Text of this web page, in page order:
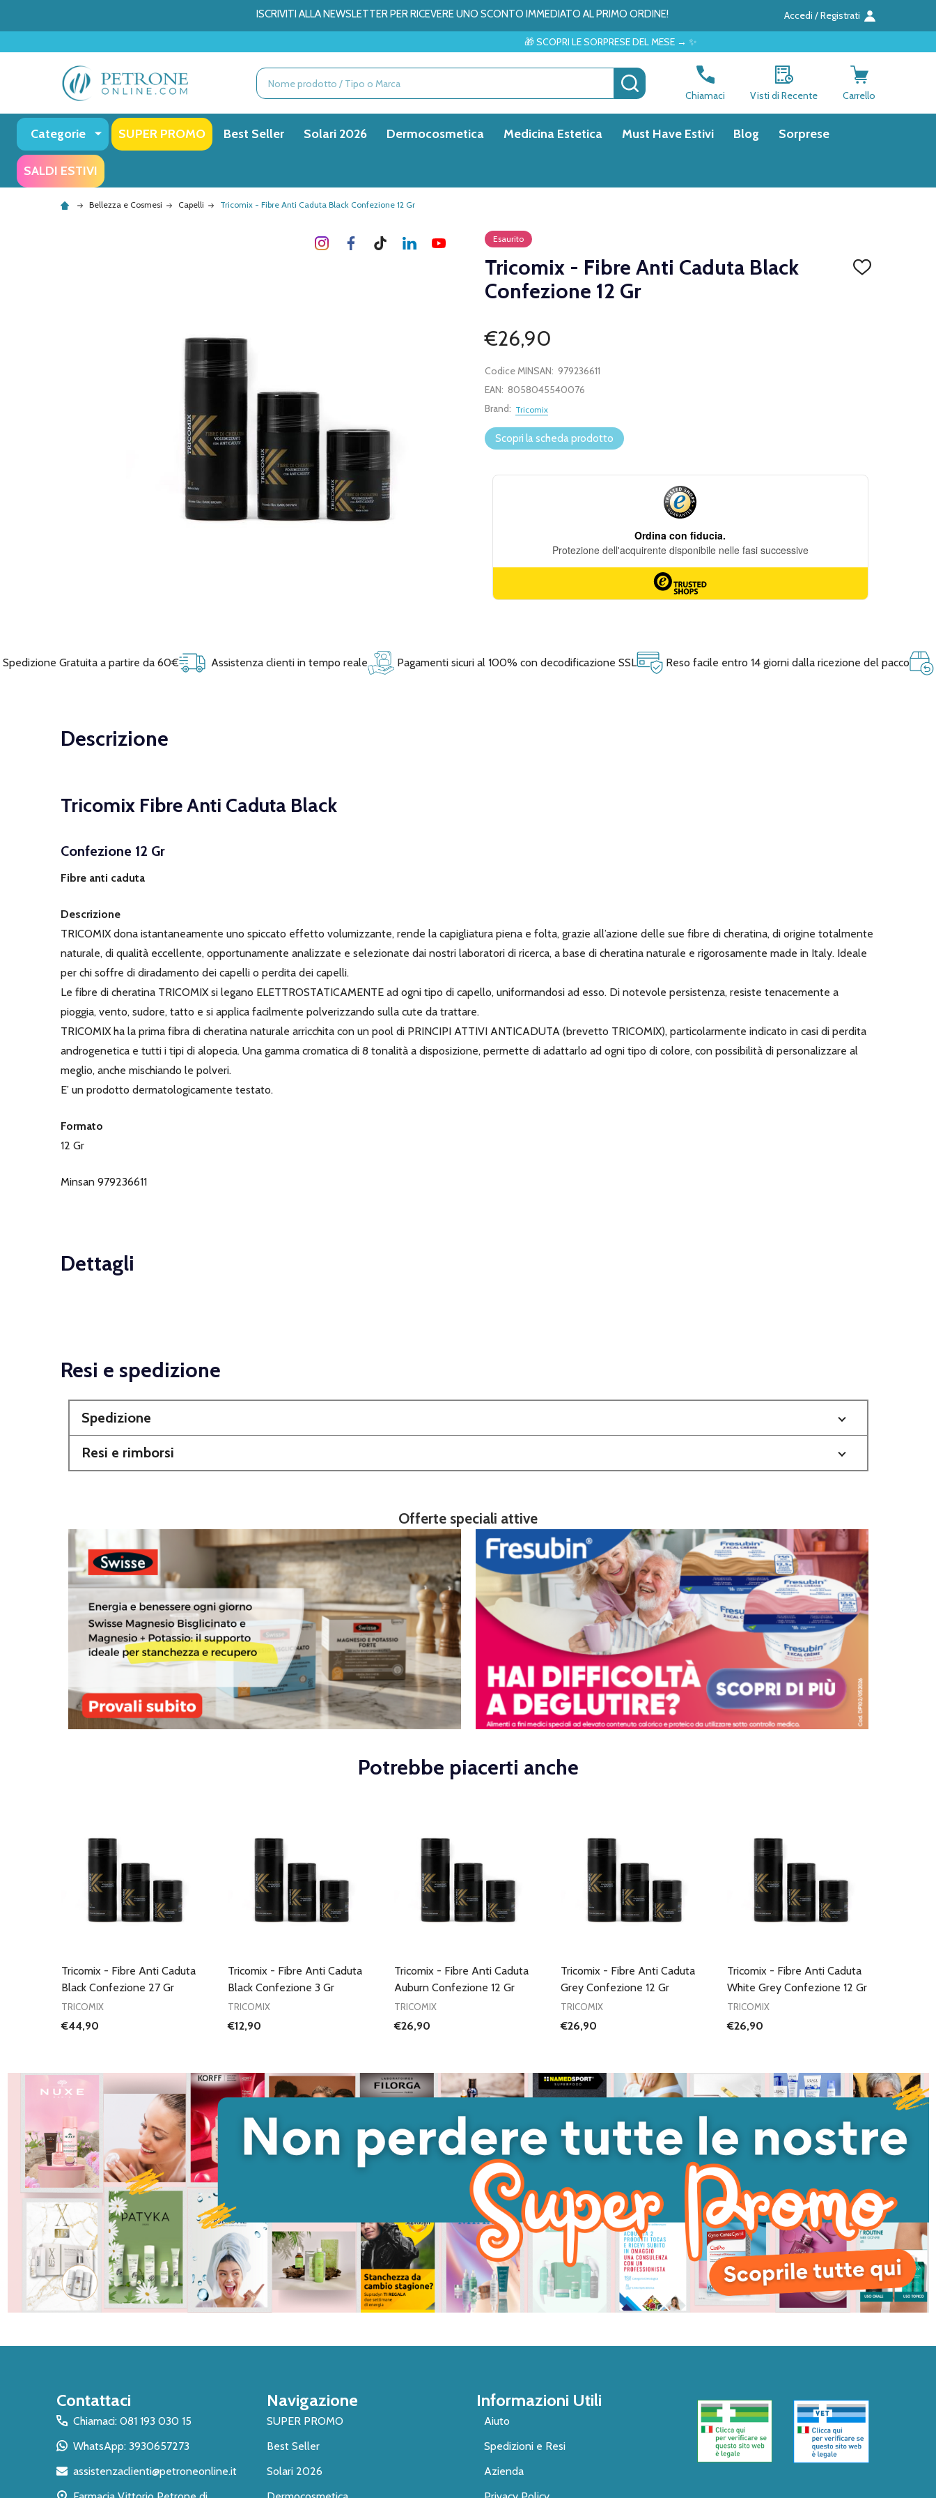
ISCRIVITI ALLA NEWSLETTER PER RICEVERE UNO SCONTO IMMEDIATO AL PRIMO ORDINE! Accedi / Registrati
🎁 SCOPRI LE SORPRESE DEL MESE → ✨
Ricerca CERCA
Chiamaci Visti di Recente Carrello
Categorie SUPER PROMO Best Seller Solari 2026 Dermocosmetica Medicina Estetica Must Have Estivi Blog Sorprese
SALDI ESTIVI
Bellezza e Cosmesi Capelli Tricomix - Fibre Anti Caduta Black Confezione 12 Gr
Esaurito
Tricomix - Fibre Anti Caduta Black
Confezione 12 Gr
AGGIUNGI
€26,90
Codice MINSAN: 979236611
EAN: 8058045540076
Brand: Tricomix
Scopri la scheda prodotto
Spedizione Gratuita a partire da 60€ Assistenza clienti in tempo reale Pagamenti sicuri al 100% con decodificazione SSL Reso facile entro 14 giorni dalla ricezione del pacco
Descrizione
Tricomix Fibre Anti Caduta Black
Confezione 12 Gr
Fibre anti caduta
Descrizione
TRICOMIX dona istantaneamente uno spiccato effetto volumizzante, rende la capigliatura piena e folta, grazie all’azione delle sue fibre di cheratina, di origine totalmente
naturale, di qualità eccellente, opportunamente analizzate e selezionate dai nostri laboratori di ricerca, a base di cheratina naturale e rigorosamente made in Italy. Ideale
per chi soffre di diradamento dei capelli o perdita dei capelli.
Le fibre di cheratina TRICOMIX si legano ELETTROSTATICAMENTE ad ogni tipo di capello, uniformandosi ad esso. Di notevole persistenza, resiste tenacemente a
pioggia, vento, sudore, tatto e si applica facilmente polverizzando sulla cute da trattare.
TRICOMIX ha la prima fibra di cheratina naturale arricchita con un pool di PRINCIPI ATTIVI ANTICADUTA (brevetto TRICOMIX), particolarmente indicato in casi di perdita
androgenetica e tutti i tipi di alopecia. Una gamma cromatica di 8 tonalità a disposizione, permette di adattarlo ad ogni tipo di colore, con possibilità di personalizzare al
meglio, anche mischiando le polveri.
E’ un prodotto dermatologicamente testato.
Formato
12 Gr
Minsan 979236611
Dettagli
Resi e spedizione
Spedizione
Resi e rimborsi
Offerte speciali attive
Potrebbe piacerti anche
Tricomix - Fibre Anti Caduta
Black Confezione 27 Gr
TRICOMIX
€44,90
Tricomix - Fibre Anti Caduta
Black Confezione 3 Gr
TRICOMIX
€12,90
Tricomix - Fibre Anti Caduta
Auburn Confezione 12 Gr
TRICOMIX
€26,90
Tricomix - Fibre Anti Caduta
Grey Confezione 12 Gr
TRICOMIX
€26,90
Tricomix - Fibre Anti Caduta
White Grey Confezione 12 Gr
TRICOMIX
€26,90
Contattaci
Chiamaci: 081 193 030 15
WhatsApp: 3930657273
assistenzaclienti@petroneonline.it
Navigazione
SUPER PROMO
Best Seller
Solari 2026
Informazioni Utili
Aiuto
Spedizioni e Resi
Azienda